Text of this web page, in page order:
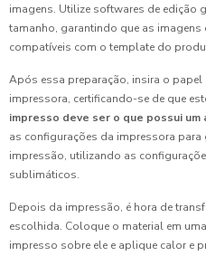
imagens. Utilize softwares de edição
tamanho, garantindo que as imagens
compatíveis com o template do
Após essa preparação, insira o
impressora, certificando-se de que
impresso deve ser o que possui
as configurações da impressora
impressão, utilizando as
sublimáticos.
Depois da impressão, é hora de
escolhida. Coloque o material em
impresso sobre ele e aplique calor e